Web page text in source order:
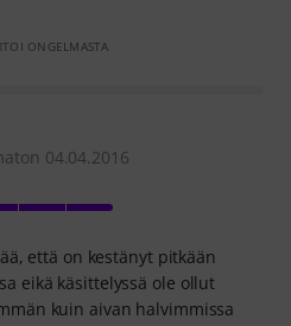
ONGELMASTA
04.04.2016
että on kestänyt pitkään
eikä käsittelyssä ole ollut
kuin aivan halvimmissa